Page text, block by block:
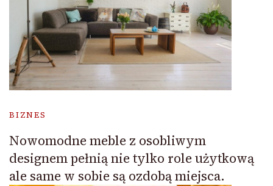
BIZNES
Nowomodne meble z osobliwym
designem pełnią nie tylko role użytkową
ale same w sobie są ozdobą miejsca.